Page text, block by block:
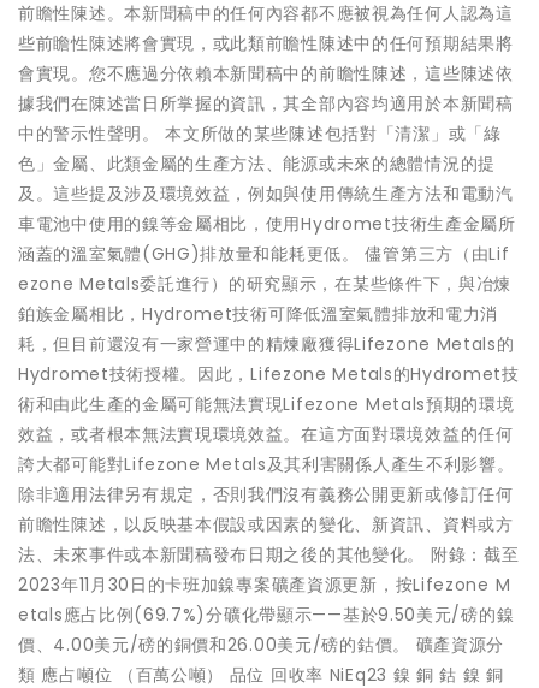
前瞻性陳述。本新聞稿中的任何內容都不應被視為任何人認為這
些前瞻性陳述將會實現，或此類前瞻性陳述中的任何預期結果將
會實現。您不應過分依賴本新聞稿中的前瞻性陳述，這些陳述依
據我們在陳述當日所掌握的資訊，其全部內容均適用於本新聞稿
中的警示性聲明。 本文所做的某些陳述包括對「清潔」或「綠
色」金屬、此類金屬的生產方法、能源或未來的總體情況的提
及。這些提及涉及環境效益，例如與使用傳統生產方法和電動汽
車電池中使用的鎳等金屬相比，使用Hydromet技術生產金屬所
涵蓋的溫室氣體(GHG)排放量和能耗更低。 儘管第三方（由Lif
ezone Metals委託進行）的研究顯示，在某些條件下，與冶煉
鉑族金屬相比，Hydromet技術可降低溫室氣體排放和電力消
耗，但目前還沒有一家營運中的精煉廠獲得Lifezone Metals的
Hydromet技術授權。因此，Lifezone Metals的Hydromet技
術和由此生產的金屬可能無法實現Lifezone Metals預期的環境
效益，或者根本無法實現環境效益。在這方面對環境效益的任何
誇大都可能對Lifezone Metals及其利害關係人產生不利影響。
除非適用法律另有規定，否則我們沒有義務公開更新或修訂任何
前瞻性陳述，以反映基本假設或因素的變化、新資訊、資料或方
法、未來事件或本新聞稿發布日期之後的其他變化。 附錄：截至
2023年11月30日的卡班加鎳專案礦產資源更新，按Lifezone M
etals應占比例(69.7%)分礦化帶顯示——基於9.50美元/磅的鎳
價、4.00美元/磅的銅價和26.00美元/磅的鈷價。 礦產資源分
類 應占噸位 （百萬公噸） 品位 回收率 NiEq23 鎳 銅 鈷 鎳 銅